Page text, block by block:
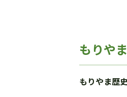
もりや
もりやま歴